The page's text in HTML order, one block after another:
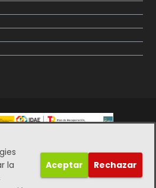
per
la
Aceptar Rechazar